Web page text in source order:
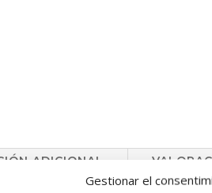
Gestionar el
ADICIONAL